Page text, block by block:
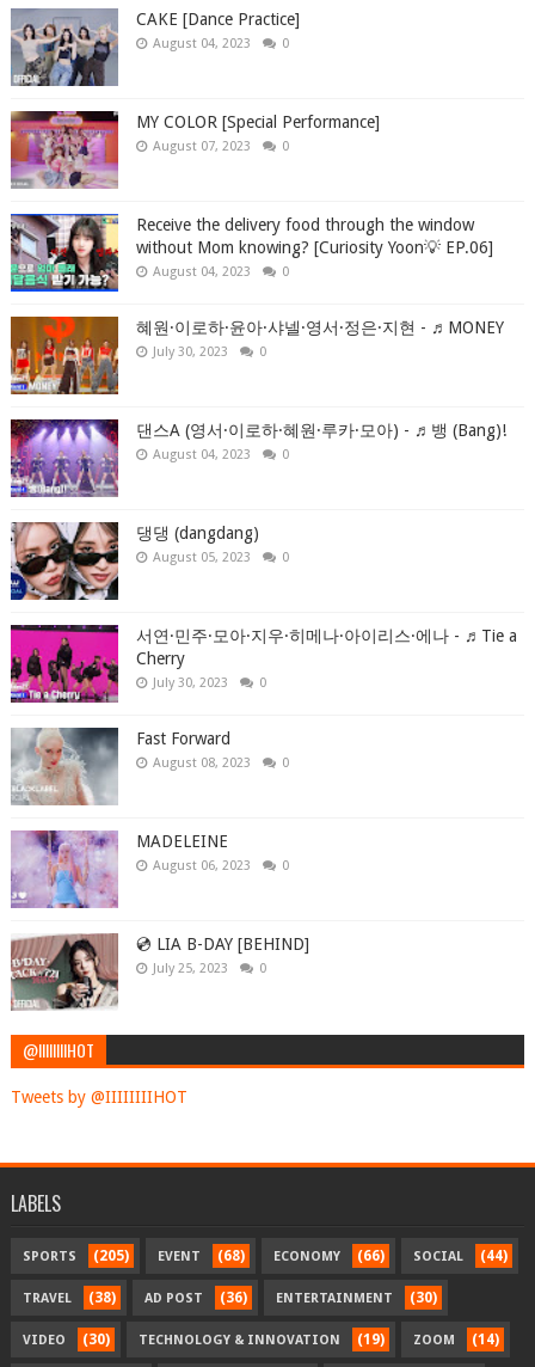
CAKE [Dance Practice]
August 04, 2023 0
MY COLOR [Special Performance]
August 07, 2023 0
Receive the delivery food through the window
without Mom knowing? [Curiosity Yoon💡 EP.06]
August 04, 2023 0
혜원·이로하·윤아·샤넬·영서·정은·지현 - ♬MONEY
July 30, 2023 0
댄스A (영서·이로하·혜원·루카·모아) - ♬뱅 (Bang)!
August 04, 2023 0
댕댕 (dangdang)
August 05, 2023 0
서연·민주·모아·지우·히메나·아이리스·에나 - ♬Tie a
Cherry
July 30, 2023 0
Fast Forward
August 08, 2023 0
MADELEINE
August 06, 2023 0
💿 LIA B-DAY [BEHIND]
July 25, 2023 0
@IIIIIIIIHOT
Tweets by @IIIIIIIIHOT
LABELS
SPORTS (205) EVENT (68) ECONOMY (66) SOCIAL (44)
TRAVEL (38) AD POST (36) ENTERTAINMENT (30)
VIDEO (30) TECHNOLOGY & INNOVATION (19) ZOOM (14)